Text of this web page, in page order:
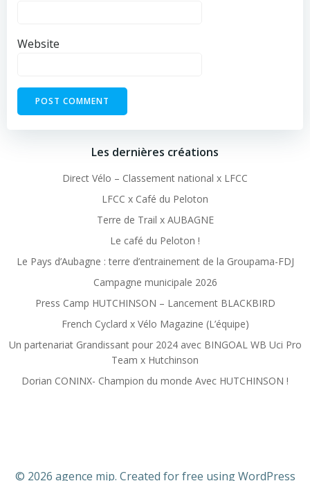
Website
Les dernières créations
Direct Vélo – Classement national x LFCC
LFCC x Café du Peloton
Terre de Trail x AUBAGNE
Le café du Peloton !
Le Pays d’Aubagne : terre d’entrainement de la Groupama-FDJ
Campagne municipale 2026
Press Camp HUTCHINSON – Lancement BLACKBIRD
French Cyclard x Vélo Magazine (L’équipe)
Un partenariat Grandissant pour 2024 avec BINGOAL WB Uci Pro
Team x Hutchinson
Dorian CONINX- Champion du monde Avec HUTCHINSON !
© 2026 agence mip. Created for free using WordPress